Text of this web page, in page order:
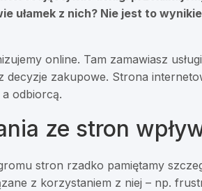
ułamek z nich? Nie jest to
online. Tam zamawiasz
zakupowe. Strona
odbiorcą.
ze stron
stron rzadko pamiętamy
z korzystaniem z niej – np.